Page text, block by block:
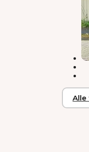
Alle